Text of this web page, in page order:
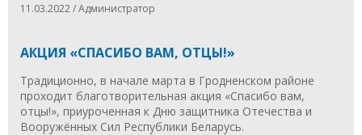
11.03.2022 / Администратор
АКЦИЯ «СПАСИБО ВАМ, ОТЦЫ!»
Традиционно, в начале марта в Гродненском районе
проходит благотворительная акция «Спасибо вам,
отцы!», приуроченная к Дню защитника Отечества и
Вооружённых Сил Республики Беларусь.